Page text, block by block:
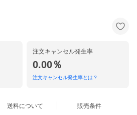
注文キャンセル発生率
0.00％
注文キャンセル発生率とは？
送料について 販売条件